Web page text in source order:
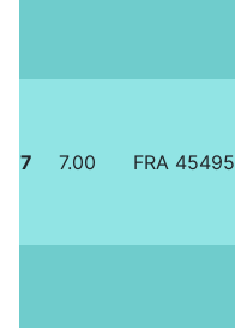
7 7.00 FRA 45495